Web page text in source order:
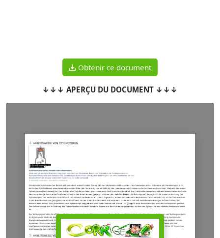
Obtenir ce document
↓↓↓ APERÇU DU DOCUMENT ↓↓↓